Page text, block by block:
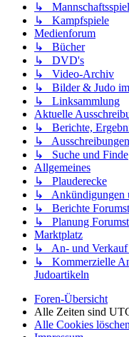
↳
↳ Kampfspiele
Medienforum
↳ Bücher
↳ DVD's
↳ Video-Archiv
↳ Bilder & Judo
↳ Linksammlung
Aktuelle
↳ Berichte,
↳ Ausschreibungen
↳ Suche und Finde
Allgemeines
↳ Plauderecke
↳ Ankündigungen
↳ Berichte
↳ Planung
Marktplatz
↳ An- und Verkauf
↳ Kommerzielle
Judoartikeln
Foren-Übersicht
Alle Zeiten sind
Alle Cookies